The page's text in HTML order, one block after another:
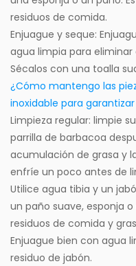
residuos de comida.
Enjuague y seque:
agua limpia para
Sécalos con una toalla
¿Cómo mantengo las
inoxidable para
Limpieza regular: limpie su
parrilla de barbacoa
acumulación de grasa y
enfríe un poco antes de
Utilice agua tibia y un
un paño suave, esponja
residuos de comida y
Enjuague bien con agua
residuo de jabón.